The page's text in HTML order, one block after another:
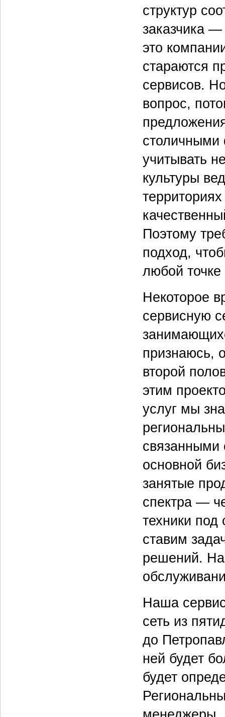
структур
заказчика
это
стараются
сервисов.
вопрос,
столичными
учитывать
культуры
Поэтому
подход,
любой
Некоторое
сервисную
признаюсь,
второй
этим
услуг мы
основной
занятые
спектра —
техники под
ставим
решений.
Наша
сеть из
до
ней будет
будет